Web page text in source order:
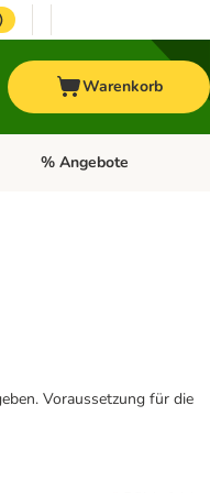
Warenkorb
Kategorie-Menü öffnen:
% Angebote
Voraussetzung für die